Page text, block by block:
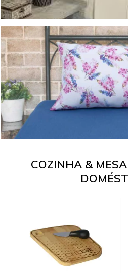
COZINHA &